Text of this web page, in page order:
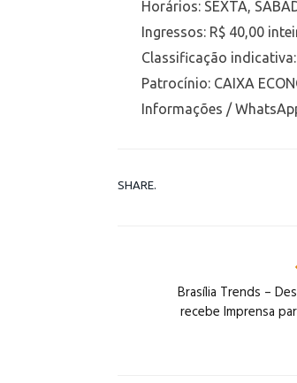
Horários: SEXTA,
Ingressos: R$ 40,00
Classificação
Patrocínio: CAIXA
Informações /
SHARE.
Brasília Trends –
recebe Imprensa